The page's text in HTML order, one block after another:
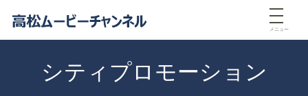
メニュー
シティプロモーション